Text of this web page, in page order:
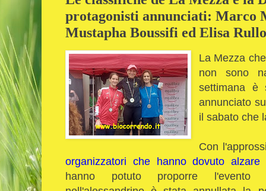
protagonisti annunciati: Marco
Mustapha Boussifi ed Elisa Rullo
La Mezza
non sono
settimana è
annunciato
il sabato che
Con
organizzatori che hanno dovuto alzare
hanno potuto proporre l'evento